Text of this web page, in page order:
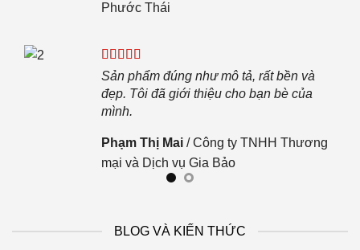
Phước Thái
Sản phẩm đúng như mô tả, rất bền và
đẹp. Tôi đã giới thiệu cho bạn bè của
mình.
Phạm Thị Mai /Công ty TNHH Thương
mại và Dịch vụ Gia Bảo
BLOG VÀ KIẾN THỨC